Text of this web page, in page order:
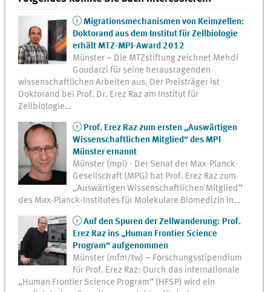
Migrationsmechanismen von Keimzellen:
Doktorand aus dem Institut für Zellbiologie
erhält MTZ-MPI-Award 2012
Münster – Die MTZstiftung zeichnet Mehdi
Goudarzi für seine herausragenden
wissenschaftlichen Arbeiten aus. Der Preisträger ist
Doktorand bei Prof. Dr. Erez Raz am Institut für
Zellbiologie…
Prof. Erez Raz zum ersten „Auswärtigen
Wissenschaftlichen Mitglied“ des MPI
Münster ernannt
Münster (mpi) - Der Senat der Max-Planck-
Gesellschaft (MPG) hat Prof. Erez Raz zum
„Auswärtigen Wissenschaftlichen Mitglied“
des Max-Planck-Institutes für Molekulare Biomedizin in…
Auf den Spuren der Zellwanderung: Prof.
Erez Raz ins „Human Frontier Science
Program“ aufgenommen
Münster (mfm/tw) – Forschungsstipendium
für Prof. Erez Raz: Durch das internationale
„Human Frontier Science Program“ (HFSP) wird ein